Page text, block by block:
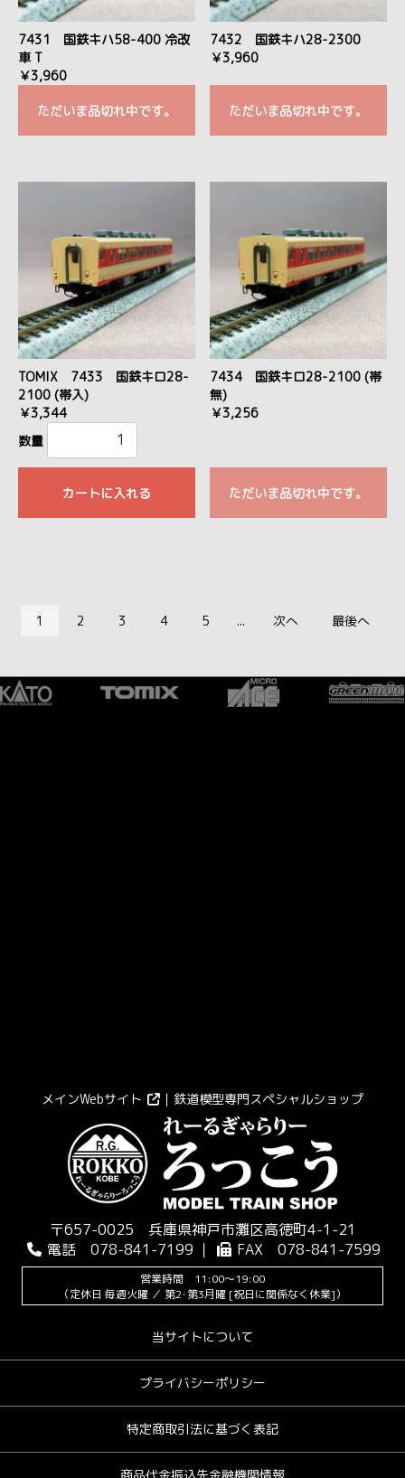
7431 国鉄キハ58-400 冷改
車 T
￥3,960
ただいま品切れ中です。
7432 国鉄キハ28-2300
￥3,960
ただいま品切れ中です。
TOMIX 7433 国鉄キロ28-
2100 (帯入)
￥3,344
数量
カートに入れる
7434 国鉄キロ28-2100 (帯
無)
￥3,256
ただいま品切れ中です。
1 2 3 4 5 ... 次へ 最後へ
メインWebサイト ｜鉄道模型専門スペシャルショップ
〒657-0025 兵庫県神戸市灘区高徳町4-1-21
電話 078-841-7199 ｜
FAX 078-841-7599
営業時間 11:00～19:00
（定休日 毎週火曜 ／ 第2･第3月曜 [祝日に関係なく休業]）
当サイトについて
プライバシーポリシー
特定商取引法に基づく表記